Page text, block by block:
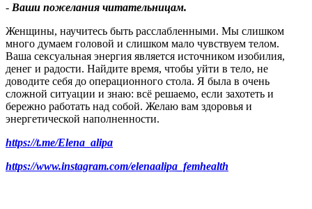
- Ваши пожелания читательницам.
Женщины, научитесь быть расслабленными. Мы слишком
много думаем головой и слишком мало чувствуем телом.
Ваша сексуальная энергия является источником изобилия,
денег и радости. Найдите время, чтобы уйти в тело, не
доводите себя до операционного стола. Я была в очень
сложной ситуации и знаю: всё решаемо, если захотеть и
бережно работать над собой. Желаю вам здоровья и
энергетической наполненности.
https://t.me/Elena_alipa
https://www.instagram.com/elenaalipa_femhealth